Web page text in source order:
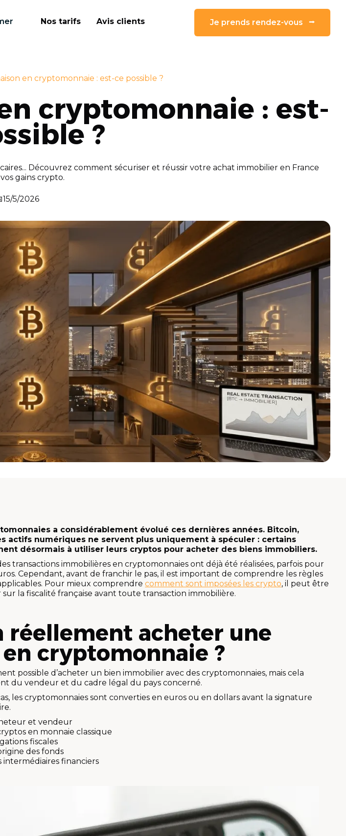
Nos tarifs Avis clients Je prends rendez-vous ⭢
en cryptomonnaie : est-ce possible ?
cryptomonnaie : est-
?
Découvrez comment sécuriser et réussir votre achat immobilier en France
gains crypto.
15/5/2026
a considérablement évolué ces dernières années. Bitcoin,
actifs numériques ne servent plus uniquement à spéculer : certains
désormais à utiliser leurs cryptos pour acheter des biens immobiliers.
transactions immobilières en cryptomonnaies ont déjà été réalisées, parfois pour
Cependant, avant de franchir le pas, il est important de comprendre les règles
Pour mieux comprendrecomment sont imposées les crypto, il peut être
la fiscalité française avant toute transaction immobilière.
réellement acheter une
cryptomonnaie ?
possible d’acheter un bien immobilier avec des cryptomonnaies, mais cela
du vendeur et du cadre légal du pays concerné.
les cryptomonnaies sont converties en euros ou en dollars avant la signature
et vendeur
en monnaie classique
fiscales
des fonds
intermédiaires financiers